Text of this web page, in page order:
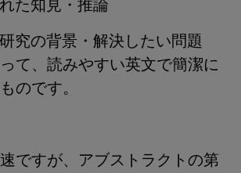
た知見・推論
究の背景・解決したい問題
て、読みやすい英文で簡潔に
のです。
ですが、アブストラクトの第